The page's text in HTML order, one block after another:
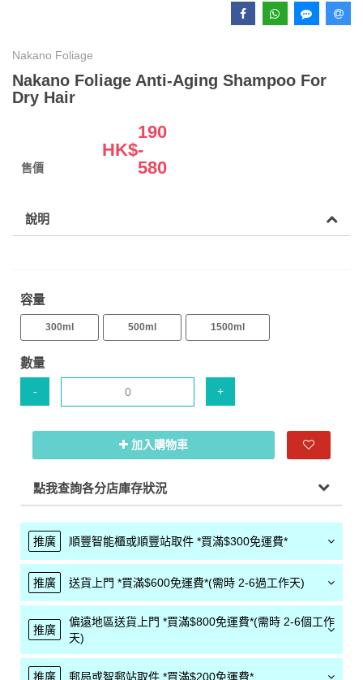
Nakano Foliage
Nakano Foliage Anti-Aging Shampoo For
Dry Hair
售價
HK$
190
-
580
說明
容量
300ml 500ml 1500ml
數量
- +
加入購物車
點我查詢各分店庫存狀況
推廣 順豐智能櫃或順豐站取件 *買滿$300免運費*
推廣 送貨上門 *買滿$600免運費*(需時 2-6過工作天)
推廣
偏遠地區送貨上門 *買滿$800免運費*(需時 2-6個工作
天)
推廣 郵局或智郵站取件 *買滿$200免運費*